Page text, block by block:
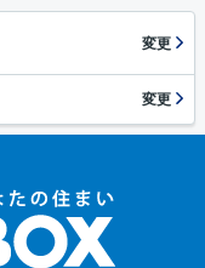
変更
変更